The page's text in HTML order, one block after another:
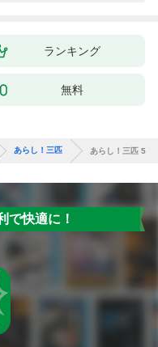
ランキング
無料
あらし！三匹 あらし！三匹 5
で快適に！